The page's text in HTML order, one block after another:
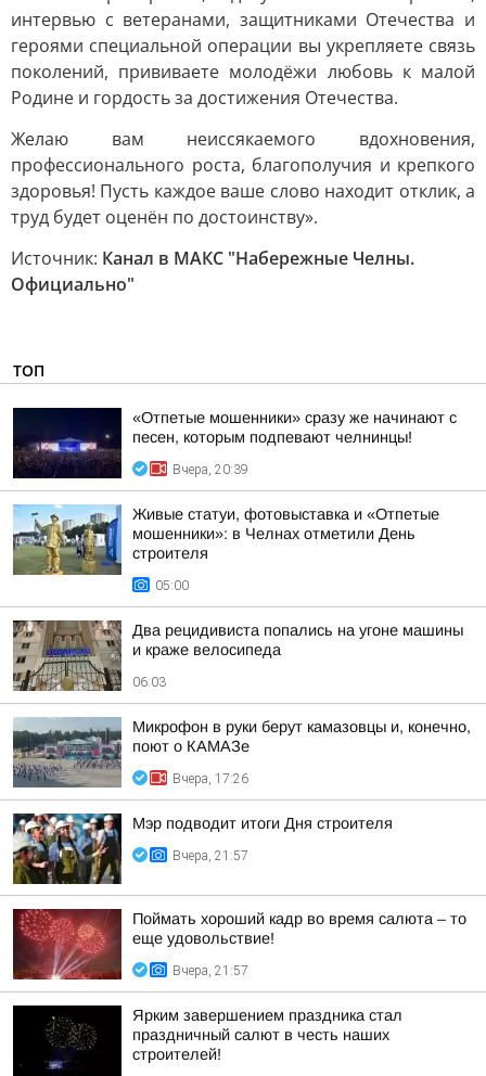
интервью с ветеранами, защитниками Отечества и
героями специальной операции вы укрепляете связь
поколений, прививаете молодёжи любовь к малой
Родине и гордость за достижения Отечества.
Желаю вам неиссякаемого вдохновения,
профессионального роста, благополучия и крепкого
здоровья! Пусть каждое ваше слово находит отклик, а
труд будет оценён по достоинству».
Источник: Канал в МАКС "Набережные Челны.
Официально"
ТОП
«Отпетые мошенники» сразу же начинают с
песен, которым подпевают челнинцы!
Вчера, 20:39
Живые статуи, фотовыставка и «Отпетые
мошенники»: в Челнах отметили День
строителя
05:00
Два рецидивиста попались на угоне машины
и краже велосипеда
06:03
Микрофон в руки берут камазовцы и, конечно,
поют о КАМАЗе
Вчера, 17:26
Мэр подводит итоги Дня строителя
Вчера, 21:57
Поймать хороший кадр во время салюта – то
еще удовольствие!
Вчера, 21:57
Ярким завершением праздника стал
праздничный салют в честь наших
строителей!